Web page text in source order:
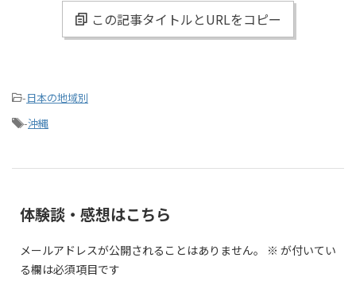
この記事タイトルとURLをコピー
-日本の地域別
-沖縄
体験談・感想はこちら
メールアドレスが公開されることはありません。 ※ が付いてい
る欄は必須項目です